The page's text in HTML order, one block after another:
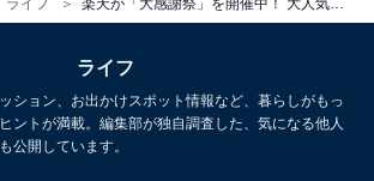
れずに！
は、キャンペーンページからのエント
ライフ
ション、お出かけスポット情報など、暮らしがもっ
ントが満載。編集部が独自調査した、気になる他人
公開しています。